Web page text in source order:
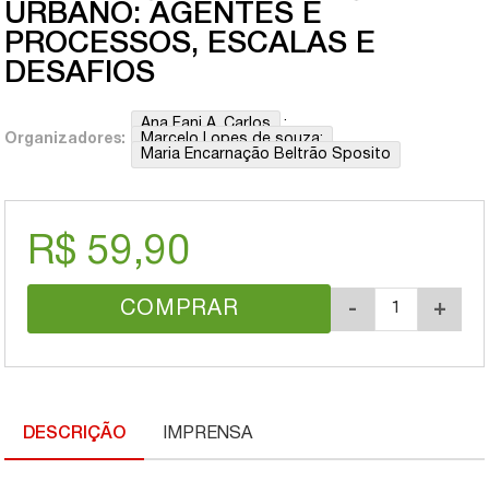
URBANO: AGENTES E
PROCESSOS, ESCALAS E
DESAFIOS
Organizadores:
Ana Fani A. Carlos
;
Marcelo Lopes de souza;
Maria Encarnação Beltrão Sposito
R$ 59,90
COMPRAR - +
DESCRIÇÃO IMPRENSA